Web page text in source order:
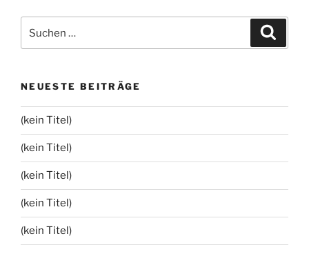
nach:
NEUESTE BEITRÄGE
(kein Titel)
(kein Titel)
(kein Titel)
(kein Titel)
(kein Titel)